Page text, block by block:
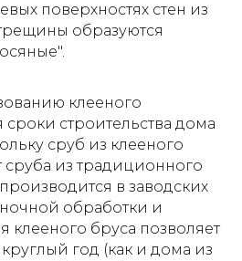
поверхностях стен из
образуются
клееного
строительства дома
сруб из клееного
сруба из традиционного
в заводских
обработки и
клееного бруса позволяет
год (как и дома из